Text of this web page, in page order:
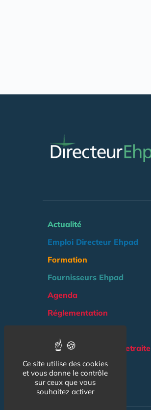
Actualité
Emploi Directeur Ehpad
Formation
Fournisseurs Ehpad
Agenda
Réglementation
Groupe Maison de Retraite
NOS AUTRES SITES :
Ce site utilise des cookies
et vous donne le contrôle
sur ceux que vous
souhaitez activer